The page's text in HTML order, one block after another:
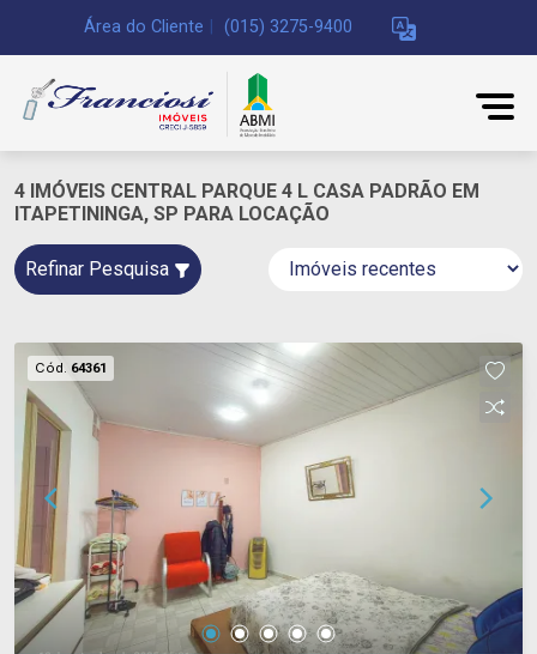
Área do Cliente (015) 3275-9400
4 IMÓVEIS CENTRAL PARQUE 4 L CASA PADRÃO EM
ITAPETININGA, SP PARA LOCAÇÃO
Refinar Pesquisa
Cód. 64361